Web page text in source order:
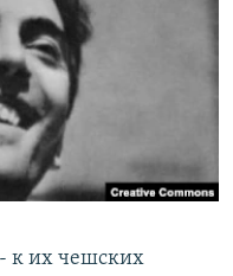
к их чешских